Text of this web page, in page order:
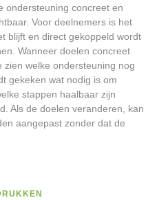
ondersteuning concreet en
Voor deelnemers is het
blijft en direct gekoppeld wordt
Wanneer doelen concreet
welke ondersteuning nog
gekeken wat nodig is om
stappen haalbaar zijn
Als de doelen veranderen, kan
aangepast zonder dat de